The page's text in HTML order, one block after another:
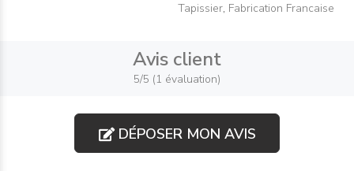
Tapissier, Fabrication Francaise
Avis client
5/5 (1 évaluation)
DÉPOSER MON AVIS